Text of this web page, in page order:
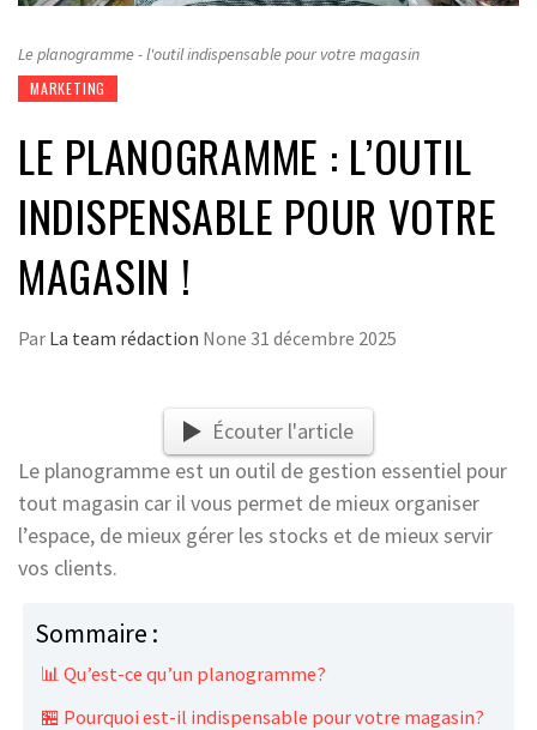
Le planogramme - l'outil indispensable pour votre magasin
MARKETING
LE PLANOGRAMME : L’OUTIL
INDISPENSABLE POUR VOTRE
MAGASIN !
Par La team rédaction None 31 décembre 2025
Écouter l'article
Le planogramme est un outil de gestion essentiel pour
tout magasin car il vous permet de mieux organiser
l’espace, de mieux gérer les stocks et de mieux servir
vos clients.
Sommaire :
📊 Qu’est-ce qu’un planogramme?
🏪 Pourquoi est-il indispensable pour votre magasin?